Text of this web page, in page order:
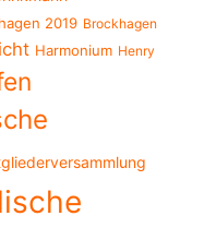
2019 Brockhagen
Harmonium Henry